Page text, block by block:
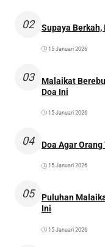
02 Supaya Berkah,
15 Januari 2026
03
Malaikat
Doa Ini
15 Januari 2026
04 Doa Agar
15 Januari 2026
05
Puluhan
Ini
15 Januari 2026